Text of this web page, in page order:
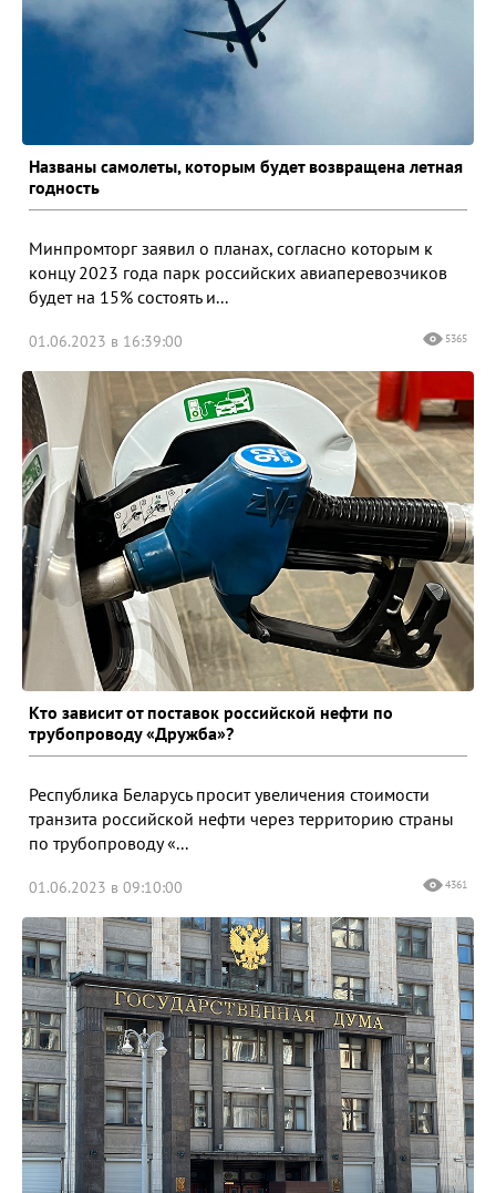
Названы самолеты, которым будет возвращена летная
годность
Минпромторг заявил о планах, согласно которым к
концу 2023 года парк российских авиаперевозчиков
будет на 15% состоять и...
01.06.2023 в 16:39:00 5365
Кто зависит от поставок российской нефти по
трубопроводу «Дружба»?
Республика Беларусь просит увеличения стоимости
транзита российской нефти через территорию страны
по трубопроводу «...
01.06.2023 в 09:10:00 4361